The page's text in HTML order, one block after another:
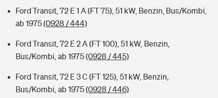
Ford Transit, 72 E 1 A (FT 75), 51 kW, Benzin, Bus/Kombi,
ab 1975(0928 / 444)
Ford Transit, 72 E 2 A (FT 100), 51 kW, Benzin,
Bus/Kombi, ab 1975(0928 / 445)
Ford Transit, 72 E 3 C (FT 125), 51 kW, Benzin,
Bus/Kombi, ab 1975(0928 / 446)